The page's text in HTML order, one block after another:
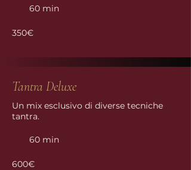
60 min
350€
Tantra Deluxe
Un mix esclusivo di diverse tecniche
tantra.
60 min
600€